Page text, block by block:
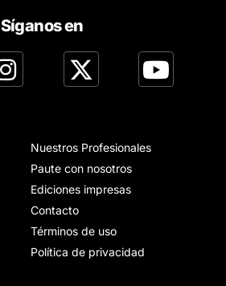
Síganos en
Nuestros Profesionales
Paute con nosotros
Ediciones impresas
Contacto
Términos de uso
Política de privacidad